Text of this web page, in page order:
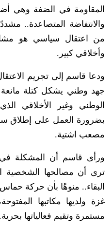
المقاومة في الضفة وهي
والانتفاضة المتصاعدة..
من اعتقال سياسي هو
وأخلاقي كبير.
ودعا قاسم إلى تجريم
جهد وطني يشكل كتلة مانعة
الوطني وغير الأخلاقي
بضرورة العمل على إطلاق
مصعب اشتية.
ورأى قاسم أن المشكلة
ترى أن مصالحها الشخصية
البقاء.. منوهًا بأن حركة
غزة ولديها مكاتبها
مستمرة وتقيم فعالياتها بحرية.